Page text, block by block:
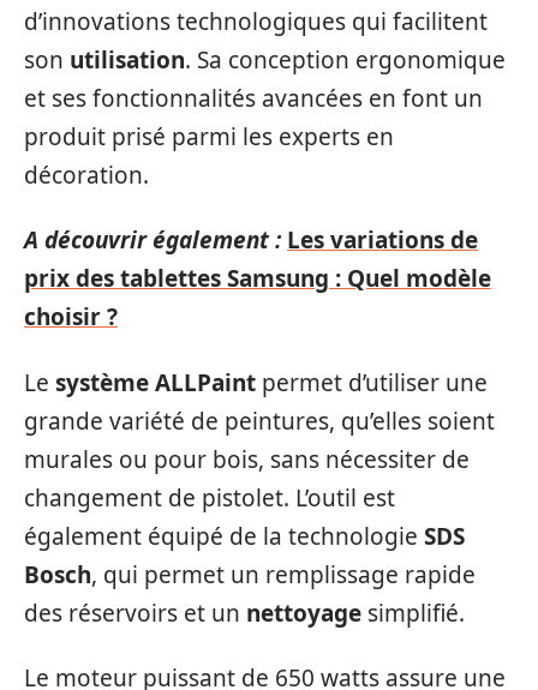
d’innovations technologiques qui facilitent
son utilisation. Sa conception ergonomique
et ses fonctionnalités avancées en font un
produit prisé parmi les experts en
décoration.
A découvrir également : Les variations de
prix des tablettes Samsung : Quel modèle
choisir ?
Le système ALLPaint permet d’utiliser une
grande variété de peintures, qu’elles soient
murales ou pour bois, sans nécessiter de
changement de pistolet. L’outil est
également équipé de la technologie SDS
Bosch, qui permet un remplissage rapide
des réservoirs et un nettoyage simplifié.
Le moteur puissant de 650 watts assure une